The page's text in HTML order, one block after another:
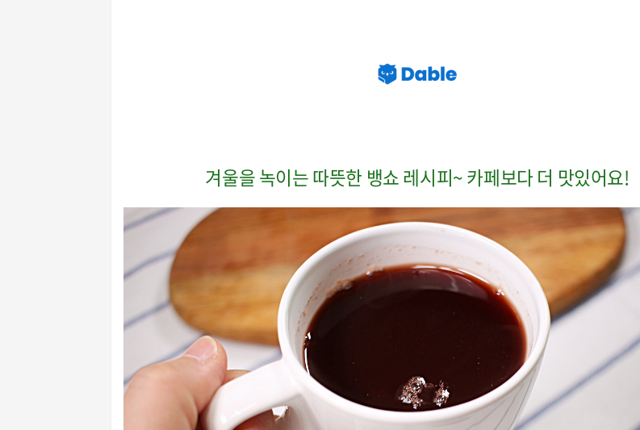
겨울을 녹이는 따뜻한 뱅쇼 레시피~ 카페보다 더 맛있어요!